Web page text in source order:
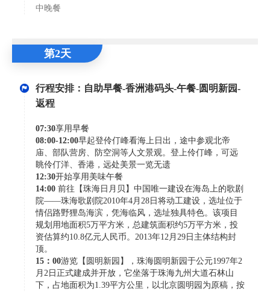
中晚餐
第2天
行程安排：自助早餐-香洲港码头-午餐-圆明新园-
返程
07:30享用早餐
08:00-12:00早起登伶仃峰看海上日出，途中参观北帝
庙、部队营房、防空洞等人文景观。登上伶仃峰，可远
眺伶仃洋、香港，远处美景一览无遗
12:30开始享用美味午餐
14:00 前往【珠海日月贝】中国唯一建设在海岛上的歌剧
院——珠海歌剧院2010年4月28日将动工建设，选址位于
情侣路野狸岛海滨，凭海临风，选址独具特色。该项目
规划用地面积5万平方米，总建筑面积约5万平方米，投
资估算约10.8亿元人民币。2013年12月29日主体结构封
顶。
15：00游览【圆明新园】，珠海圆明新园于公元1997年2
月2日正式建成并开放，它坐落于珠海九州大道石林山
下，占地面积为1.39平方公里，以北京圆明园为原稿，按